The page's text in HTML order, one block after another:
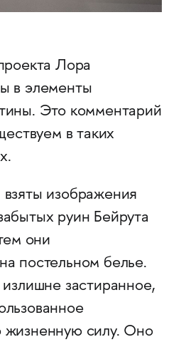
Лора
в элементы
Это комментарий
в таких
изображения
руин Бейрута
они
постельном белье.
застиранное,
жизненную силу. Оно